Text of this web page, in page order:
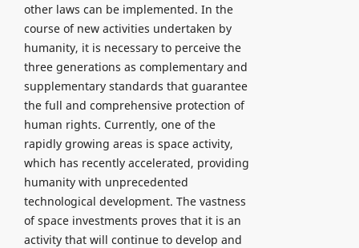
other laws can be implemented. In the
course of new activities undertaken by
humanity, it is necessary to perceive the
three generations as complementary and
supplementary standards that guarantee
the full and comprehensive protection of
human rights. Currently, one of the
rapidly growing areas is space activity,
which has recently accelerated, providing
humanity with unprecedented
technological development. The vastness
of space investments proves that it is an
activity that will continue to develop and